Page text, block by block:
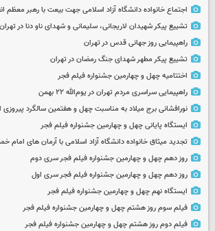
اجتماع خانواده دانشگاه آزاد اسلامی جهت بیعت با رهبر معظم
تشییع پیکر شهیدان لاریجانی، سلیمانی و شهدای ناو دنا در تهران
راهپیمایی روز جهانی قدس در تهران
تشییع پیکر مطهر شهدای جنگ رمضان در تهران
اختتامیه چهل و چهارمین جشنواره فیلم فجر
راهپیمایی سراسری مردم تهران در یوم‌الله ۲۲ بهمن
نورافشانی برج میلاد به مناسبت چهل‌ و هفتمین سالگرد پیروزی
ایستگاه پایانی چهل و چهارمین جشنواره فیلم فجر
تجدید میثاق خانواده دانشگاه آزاد اسلامی با آرمان های امام
روز دهم چهل و چهارمین جشنواره فیلم فجر سری دوم
روز دهم چهل و چهارمین جشنواره فیلم فجر سری اول
ایستگاه نهم چهل و چهارمین جشنواره فیلم فجر
فیلم سوم روز هشتم چهل و چهارمین جشنواره فیلم فجر
فیلم دوم روز هشتم چهل و چهارمین جشنواره فیلم فجر